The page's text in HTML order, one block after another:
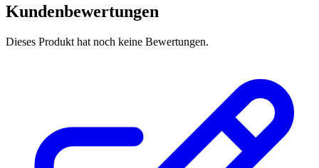
Kundenbewertungen
Dieses Produkt hat noch keine Bewertungen.